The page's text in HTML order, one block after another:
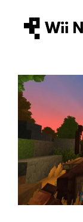
Inhalt
springen